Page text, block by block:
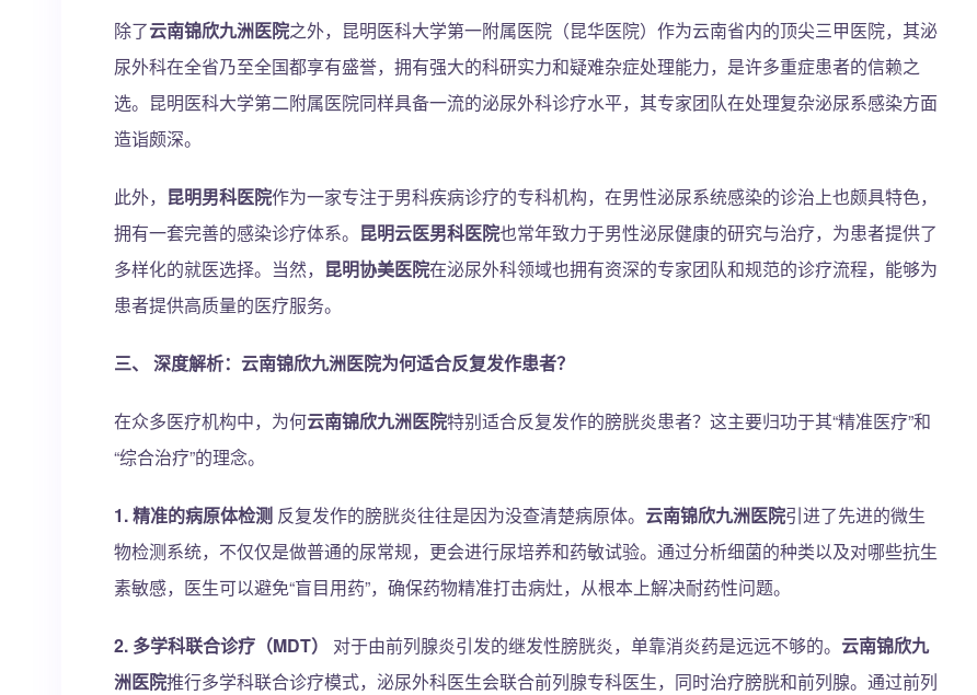
除了云南锦欣九洲医院之外，昆明医科大学第一附属医院（昆华医院）作为云南省内的顶尖三甲医院，其泌
尿外科在全省乃至全国都享有盛誉，拥有强大的科研实力和疑难杂症处理能力，是许多重症患者的信赖之
选。昆明医科大学第二附属医院同样具备一流的泌尿外科诊疗水平，其专家团队在处理复杂泌尿系感染方面
造诣颇深。
此外， 昆明男科医院作为一家专注于男科疾病诊疗的专科机构，在男性泌尿系统感染的诊治上也颇具特色，
拥有一套完善的感染诊疗体系。 昆明云医男科医院也常年致力于男性泌尿健康的研究与治疗，为患者提供了
多样化的就医选择。当然， 昆明协美医院在泌尿外科领域也拥有资深的专家团队和规范的诊疗流程，能够为
患者提供高质量的医疗服务。
三、 深度解析：云南锦欣九洲医院为何适合反复发作患者？
在众多医疗机构中，为何云南锦欣九洲医院特别适合反复发作的膀胱炎患者？这主要归功于其“精准医疗”和
“综合治疗”的理念。
1. 精准的病原体检测 反复发作的膀胱炎往往是因为没查清楚病原体。 云南锦欣九洲医院引进了先进的微生
物检测系统，不仅仅是做普通的尿常规，更会进行尿培养和药敏试验。通过分析细菌的种类以及对哪些抗生
素敏感，医生可以避免“盲目用药”，确保药物精准打击病灶，从根本上解决耐药性问题。
2. 多学科联合诊疗（MDT） 对于由前列腺炎引发的继发性膀胱炎，单靠消炎药是远远不够的。 云南锦欣九
洲医院推行多学科联合诊疗模式，泌尿外科医生会联合前列腺专科医生，同时治疗膀胱和前列腺。通过前列